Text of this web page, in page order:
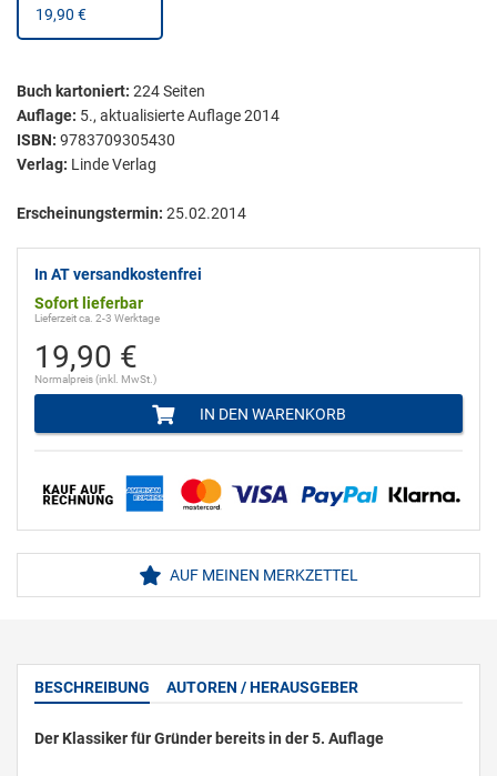
19,90 €
Buch kartoniert: 224Seiten
Auflage: 5., aktualisierte Auflage 2014
ISBN: 9783709305430
Verlag: Linde Verlag
Erscheinungstermin: 25.02.2014
In AT versandkostenfrei
Sofort lieferbar
Lieferzeit ca. 2-3 Werktage
19,90 €
Normalpreis (inkl. MwSt.)
IN DEN WARENKORB
AUF MEINEN MERKZETTEL
BESCHREIBUNG AUTOREN / HERAUSGEBER
Der Klassiker für Gründer bereits in der 5. Auflage